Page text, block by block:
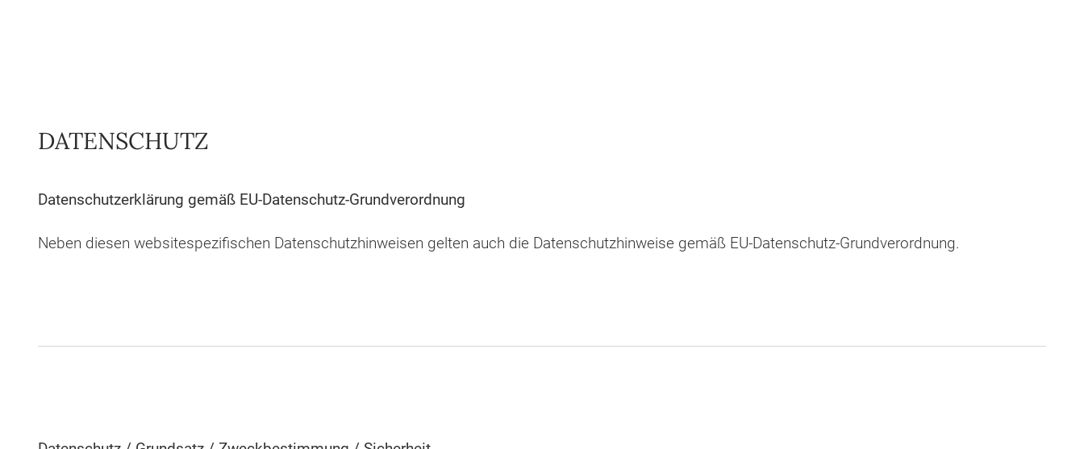
DATENSCHUTZ
Datenschutzerklärung gemäß EU-Datenschutz-Grundverordnung
Neben diesen websitespezifischen Datenschutzhinweisen gelten auch die Datenschutzhinweise gemäß EU-Datenschutz-Grundverordnung.